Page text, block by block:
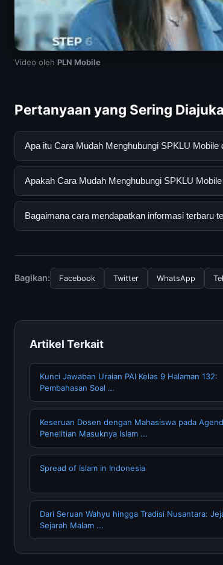
Video oleh PLN Mobile
Pertanyaan yang Sering
Apa itu Cara Mudah Menghubungi SPKLU
Cara Mudah Menghubungi SPKLU Mobile
resmi dan mengikuti panduan yang tersedia.
Apakah Cara Mudah Menghubungi SPKLU
Ya, Cara Mudah Menghubungi SPKLU Mobile
Bagaimana cara mendapatkan informasi terbaru
dan terpercaya.
Bagikan: Facebook Twitter WhatsApp
Artikel Terkait
Kunci Jawaban Uraian PAI Kelas 9 Halaman 132:
Pembahasan Soal …
Keseruan Dosen dengan Mahasiswa pada
Penelitian Masuknya Islam ...
Spread of Islam in Indonesia
Dari Seruan Wahyu hingga Tradisi Nusantara:
Sejarah Malam ...